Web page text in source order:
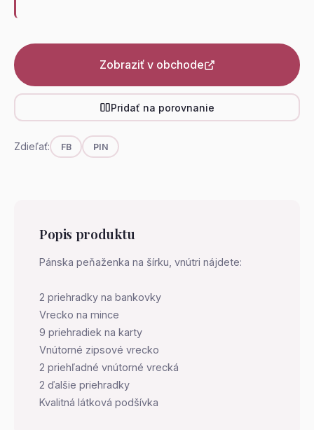
Zobraziť v obchode
Pridať na porovnanie
Zdieľať: FB PIN
Popis produktu
Pánska peňaženka na šírku, vnútri nájdete:
2 priehradky na bankovky
Vrecko na mince
9 priehradiek na karty
Vnútorné zipsové vrecko
2 priehľadné vnútorné vrecká
2 ďalšie priehradky
Kvalitná látková podšívka